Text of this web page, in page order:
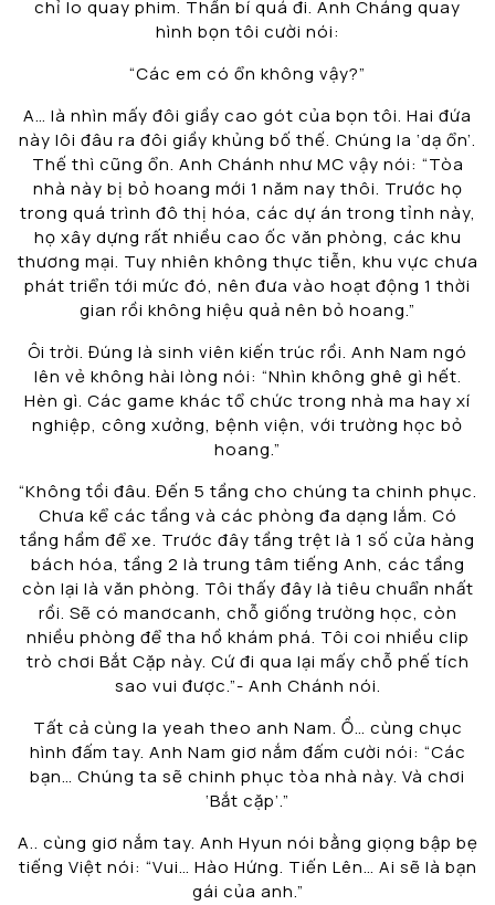
chỉ lo quay phim. Thần bí quá đi. Anh Cháng quay
hình bọn tôi cười nói:
“Các em có ổn không vậy?”
A… là nhìn mấy đôi giầy cao gót của bọn tôi. Hai đứa
này lôi đâu ra đôi giầy khủng bố thế. Chúng la ‘dạ ổn’.
Thế thì cũng ổn. Anh Chánh như MC vậy nói: “Tòa
nhà này bị bỏ hoang mới 1 năm nay thôi. Trước họ
trong quá trình đô thị hóa, các dự án trong tỉnh này,
họ xây dựng rất nhiều cao ốc văn phòng, các khu
thương mại. Tuy nhiên không thực tiễn, khu vực chưa
phát triển tới mức đó, nên đưa vào hoạt động 1 thời
gian rồi không hiệu quả nên bỏ hoang.”
Ôi trời. Đúng là sinh viên kiến trúc rồi. Anh Nam ngó
lên vẻ không hài lòng nói: “Nhìn không ghê gì hết.
Hèn gì. Các game khác tổ chức trong nhà ma hay xí
nghiệp, công xưởng, bệnh viện, với trường học bỏ
hoang.”
“Không tồi đâu. Đến 5 tầng cho chúng ta chinh phục.
Chưa kể các tầng và các phòng đa dạng lắm. Có
tầng hầm để xe. Trước đây tầng trệt là 1 số cửa hàng
bách hóa, tầng 2 là trung tâm tiếng Anh, các tầng
còn lại là văn phòng. Tôi thấy đây là tiêu chuẩn nhất
rồi. Sẽ có manơcanh, chỗ giống trường học, còn
nhiều phòng để tha hồ khám phá. Tôi coi nhiều clip
trò chơi Bắt Cặp này. Cứ đi qua lại mấy chỗ phế tích
sao vui được.”- Anh Chánh nói.
Tất cả cùng la yeah theo anh Nam. Ồ… cùng chục
hình đấm tay. Anh Nam giơ nắm đấm cười nói: “Các
bạn… Chúng ta sẽ chinh phục tòa nhà này. Và chơi
‘Bắt cặp’.”
A.. cùng giơ nắm tay. Anh Hyun nói bằng giọng bập bẹ
tiếng Việt nói: “Vui… Hào Hứng. Tiến Lên… Ai sẽ là bạn
gái của anh.”